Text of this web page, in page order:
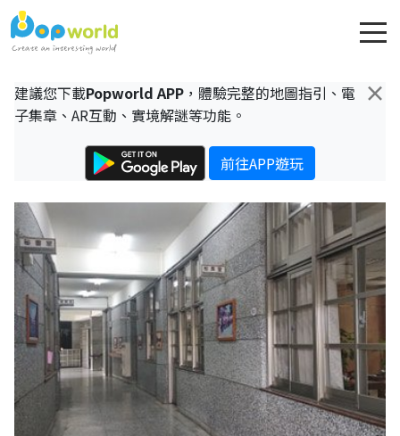
×
建議您下載Popworld APP ，體驗完整的地圖指引、電
子集章、AR互動、實境解謎等功能。
前往APP遊玩